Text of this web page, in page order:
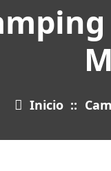
Inicio ::